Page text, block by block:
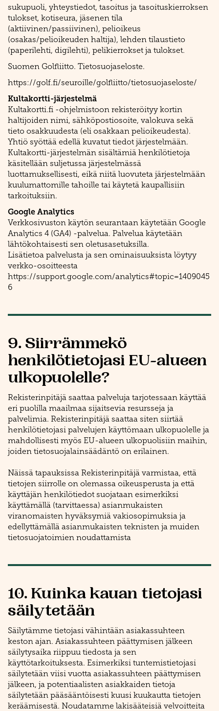
sukupuoli, yhteystiedot, tasoitus ja tasoituskierroksen
tulokset, kotiseura, jäsenen tila
(aktiivinen/passiivinen), pelioikeus
(osakas/pelioikeuden haltija), lehden tilaustieto
(paperilehti, digilehti), pelikierrokset ja tulokset.
Suomen Golfliitto. Tietosuojaseloste.
https://golf.fi/seuroille/golfliitto/tietosuojaseloste/
Kultakortti-järjestelmä
Kultakortti.fi -ohjelmistoon rekisteröityy kortin
haltijoiden nimi, sähköpostiosoite, valokuva sekä
tieto osakkuudesta (eli osakkaan pelioikeudesta).
Yhtiö syöttää edellä kuvatut tiedot järjestelmään.
Kultakortti-järjestelmän sisältämiä henkilötietoja
käsitellään suljetussa järjestelmässä
luottamuksellisesti, eikä niitä luovuteta järjestelmään
kuulumattomille tahoille tai käytetä kaupallisiin
tarkoituksiin.
Google Analytics
Verkkosivuston käytön seurantaan käytetään Google
Analytics 4 (GA4) -palvelua. Palvelua käytetään
lähtökohtaisesti sen oletusasetuksilla.
Lisätietoa palvelusta ja sen ominaisuuksista löytyy
verkko-osoitteesta
https://support.google.com/analytics#topic=1409045
6
9. Siirrämmekö
henkilötietojasi EU-alueen
ulkopuolelle?
Rekisterinpitäjä saattaa palveluja tarjotessaan käyttää
eri puolilla maailmaa sijaitsevia resursseja ja
palvelimia. Rekisterinpitäjä saattaa siten siirtää
henkilötietojasi palvelujen käyttömaan ulkopuolelle ja
mahdollisesti myös EU-alueen ulkopuolisiin maihin,
joiden tietosuojalainsäädäntö on erilainen.
Näissä tapauksissa Rekisterinpitäjä varmistaa, että
tietojen siirrolle on olemassa oikeusperusta ja että
käyttäjän henkilötiedot suojataan esimerkiksi
käyttämällä (tarvittaessa) asianmukaisten
viranomaisten hyväksymiä vakiosopimuksia ja
edellyttämällä asianmukaisten teknisten ja muiden
tietosuojatoimien noudattamista
10. Kuinka kauan tietojasi
säilytetään
Säilytämme tietojasi vähintään asiakassuhteen
keston ajan. Asiakassuhteen päättymisen jälkeen
säilytysaika riippuu tiedosta ja sen
käyttötarkoituksesta. Esimerkiksi tuntemistietojasi
säilytetään viisi vuotta asiakassuhteen päättymisen
jälkeen, ja potentiaalisten asiakkaiden tietoja
säilytetään pääsääntöisesti kuusi kuukautta tietojen
keräämisestä. Noudatamme lakisääteisiä velvoitteita